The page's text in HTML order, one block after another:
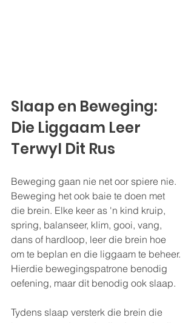
Slaap en Beweging:
Die Liggaam Leer
Terwyl Dit Rus
Beweging gaan nie net oor spiere nie.
Beweging het ook baie te doen met
die brein. Elke keer as 'n kind kruip,
spring, balanseer, klim, gooi, vang,
dans of hardloop, leer die brein hoe
om te beplan en die liggaam te beheer.
Hierdie bewegingspatrone benodig
oefening, maar dit benodig ook slaap.
Tydens slaap versterk die brein die